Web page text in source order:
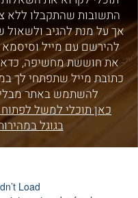
התשובות שהתקבלו ללא
אך על מנת להגיב ולשאול
להירשם עם מייל
את חוששת מחשיפה,
כתובת מייל שתפתחי לך
להשתמש באתר
כאן תוכלי למשל
בגוגל
Load